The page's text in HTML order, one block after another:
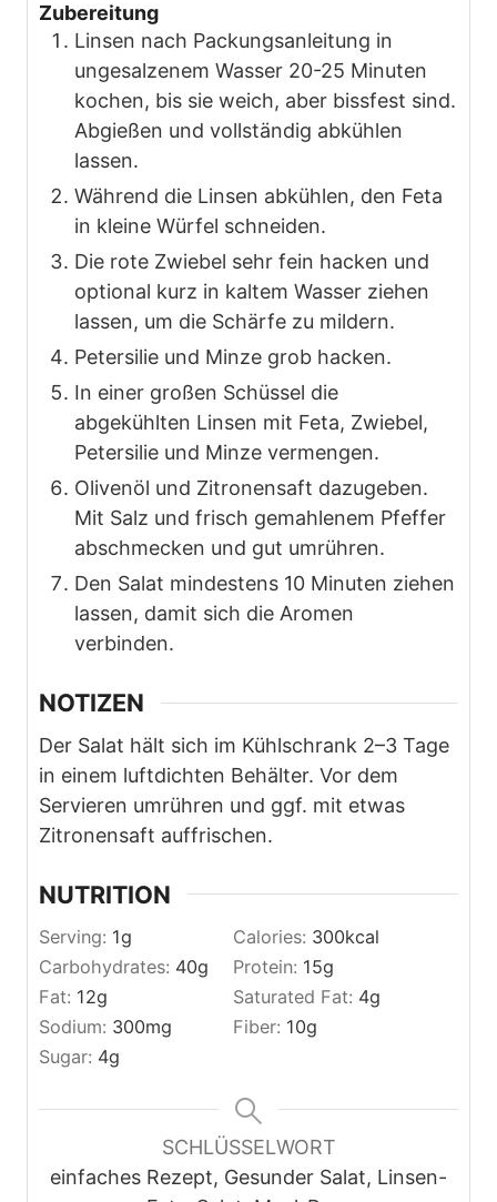
Zubereitung
Linsen nach Packungsanleitung in
ungesalzenem Wasser 20-25 Minuten
kochen, bis sie weich, aber bissfest sind.
Abgießen und vollständig abkühlen
lassen.
Während die Linsen abkühlen, den Feta
in kleine Würfel schneiden.
Die rote Zwiebel sehr fein hacken und
optional kurz in kaltem Wasser ziehen
lassen, um die Schärfe zu mildern.
Petersilie und Minze grob hacken.
In einer großen Schüssel die
abgekühlten Linsen mit Feta, Zwiebel,
Petersilie und Minze vermengen.
Olivenöl und Zitronensaft dazugeben.
Mit Salz und frisch gemahlenem Pfeffer
abschmecken und gut umrühren.
Den Salat mindestens 10 Minuten ziehen
lassen, damit sich die Aromen
verbinden.
NOTIZEN
Der Salat hält sich im Kühlschrank 2–3 Tage
in einem luftdichten Behälter. Vor dem
Servieren umrühren und ggf. mit etwas
Zitronensaft auffrischen.
NUTRITION
Serving: 1g Calories: 300kcal
Carbohydrates: 40g Protein: 15g
Fat: 12g Saturated Fat: 4g
Sodium: 300mg Fiber: 10g
Sugar: 4g
SCHLÜSSELWORT
einfaches Rezept, Gesunder Salat, Linsen-